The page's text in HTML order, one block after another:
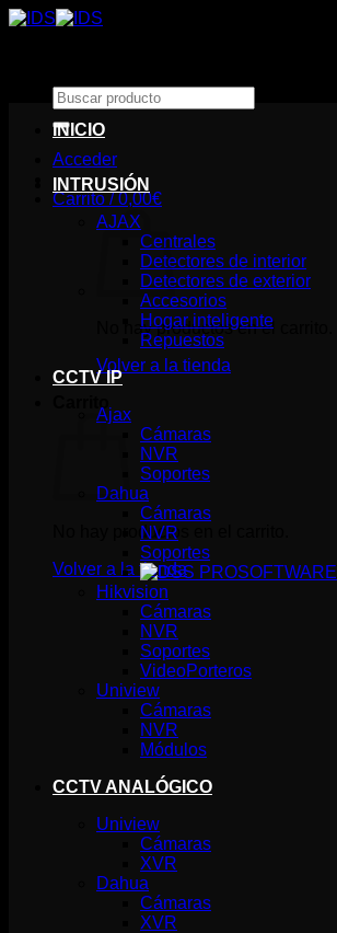
Saltar
Buscar
por:
Acceder
Carrito /0,00€
No hay productos en el carrito.
Volver a la tienda
No hay productos en el carrito.
Volver a la tienda
INICIO
INTRUSIÓN
AJAX
Centrales
Detectores de interior
Detectores de exterior
Accesorios
Hogar inteligente
Repuestos
CCTV IP
Ajax
Cámaras
NVR
Soportes
Dahua
Cámaras
NVR
Soportes
SOFTWARE
Hikvision
Cámaras
NVR
Soportes
VideoPorteros
Uniview
Cámaras
NVR
Módulos
CCTV ANALÓGICO
Uniview
Cámaras
XVR
Dahua
Cámaras
XVR